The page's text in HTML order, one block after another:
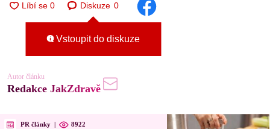
Diskuze 0
Vstoupit do diskuze
Autor článku
Redakce JakZdravě
PR články | 8922